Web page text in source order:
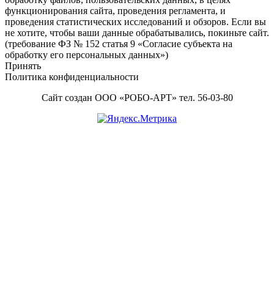
Content
функционирования сайта, проведения регламента, и
проведения статистических исследований и обзоров. Если вы
не хотите, чтобы ваши данные обрабатывались, покиньте сайт.
(требование ФЗ № 152 статья 9 «Согласие субъекта на
обработку его персональных данных»)
Принять
Политика конфиденциальности
Сайт создан ООО «РОБО-АРТ» тел. 56-03-80